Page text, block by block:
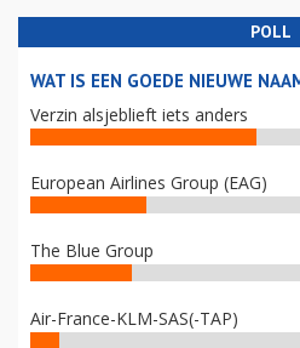
POLL
WAT IS EEN GOEDE NIEUWE
Verzin alsjeblieft iets anders
European Airlines Group (EAG)
The Blue Group
Air-France-KLM-SAS(-TAP)